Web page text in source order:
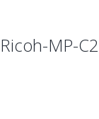
Ricoh-MP-